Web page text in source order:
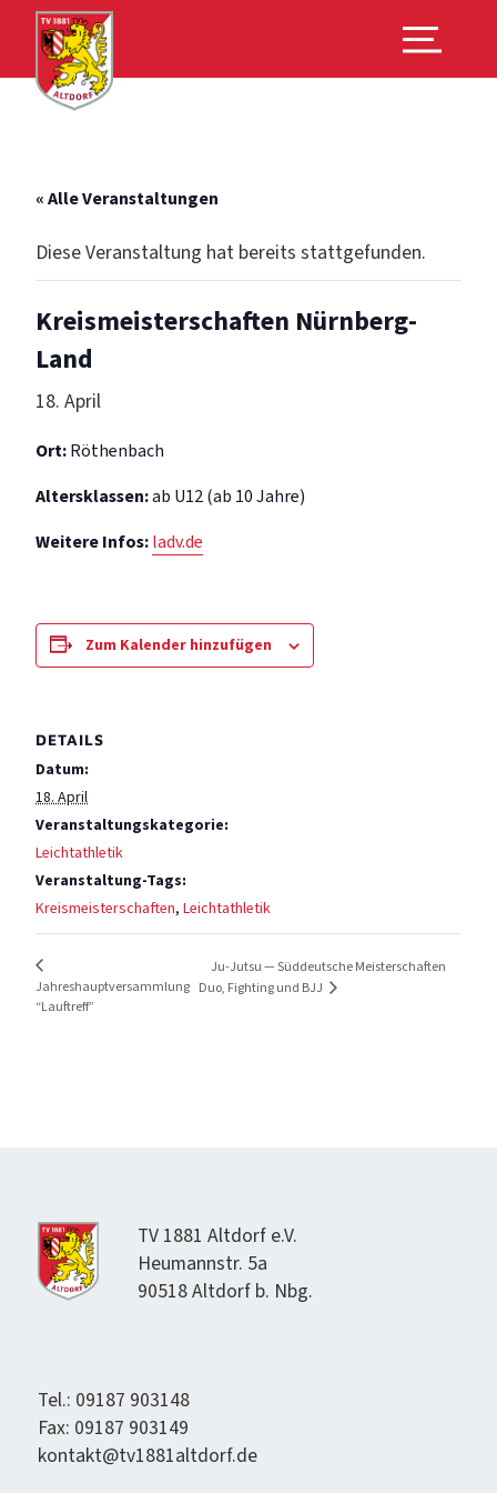
« Alle Veranstaltungen
Diese Veranstaltung hat bereits stattgefunden.
Kreismeisterschaften Nürnberg-
Land
18. April
Ort:Röthenbach
Alter­sklassen:ab U12 (ab 10 Jahre)
Weit­ere Infos:ladv.de
Zum Kalender hinzufügen
DETAILS
Datum:
18. April
Veranstaltungskategorie:
Leichtathletik
Veranstaltung-Tags:
Kreismeisterschaften, Leichtathletik
Jahreshauptversammlung
“Lauftreff”
Ju-Jutsu — Süddeutsche Meisterschaften
Duo, Fighting und BJJ
TV 1881 Alt­dorf e.V.
Heumannstr. 5a
90518 Alt­dorf b. Nbg.
Tel.: 09187 903148
Fax: 09187 903149
kontakt@tv1881altdorf.de